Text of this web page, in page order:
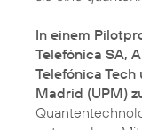
In einem
Telefónica SA,
Telefónica
Madrid (UPM)